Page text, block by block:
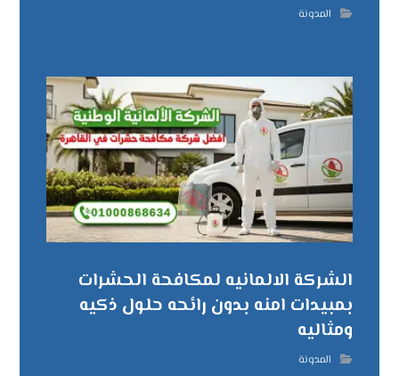
المدونة
الشركة الالمانيه لمكافحة الحشرات
بمبيدات امنه بدون رائحه حلول ذكيه
ومثاليه
المدونة